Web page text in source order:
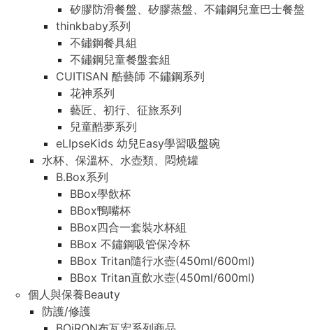
矽膠防滑餐盤、矽膠蒸盤、不鏽鋼兒童巴士餐盤
thinkbaby系列
不鏽鋼餐具組
不鏽鋼兒童餐盤套組
CUITISAN 酷藝師 不鏽鋼系列
花神系列
藝匠、初行、征旅系列
兒童酷夢系列
eLIpseKids 幼兒Easy學習吸盤碗
水杯、保溫杯、水壺類、悶燒罐
B.Box系列
BBox學飲杯
BBox鴨嘴杯
BBox四合一套裝水杯組
BBox 不鏽鋼吸管保冷杯
BBox Tritan隨行水壺(450ml/600ml)
BBox Tritan直飲水壺(450ml/600ml)
個人與保養Beauty
防護/修護